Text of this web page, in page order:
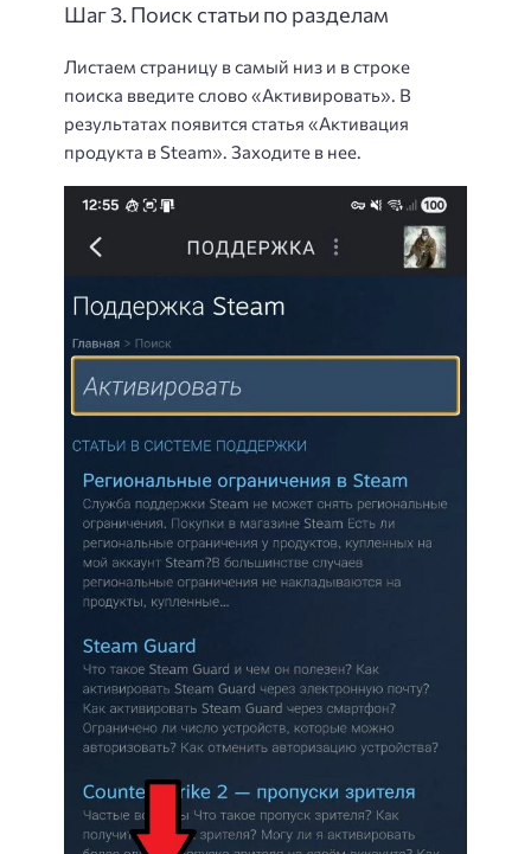
Шаг 3. Поиск статьи по разделам
Листаем страницу в самый низ и в строке
поиска введите слово «Активировать». В
результатах появится статья «Активация
продукта в Steam». Заходите в нее.